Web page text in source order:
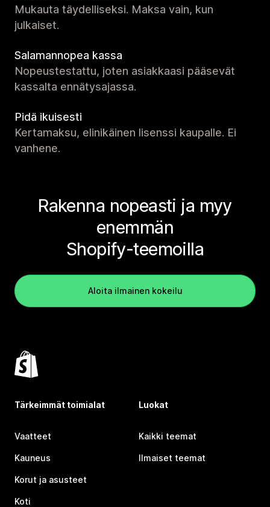
Mukauta täydelliseksi. Maksa vain, kun
julkaiset.
Salamannopea kassa
Nopeustestattu, joten asiakkaasi pääsevät
kassalta ennätysajassa.
Pidä ikuisesti
Kertamaksu, elinikäinen lisenssi kaupalle. Ei
vanhene.
Rakenna nopeasti ja myy
enemmän
Shopify-teemoilla
Aloita ilmainen kokeilu
Tärkeimmät toimialat
Vaatteet
Kauneus
Korut ja asusteet
Koti
Luokat
Kaikki teemat
Ilmaiset teemat